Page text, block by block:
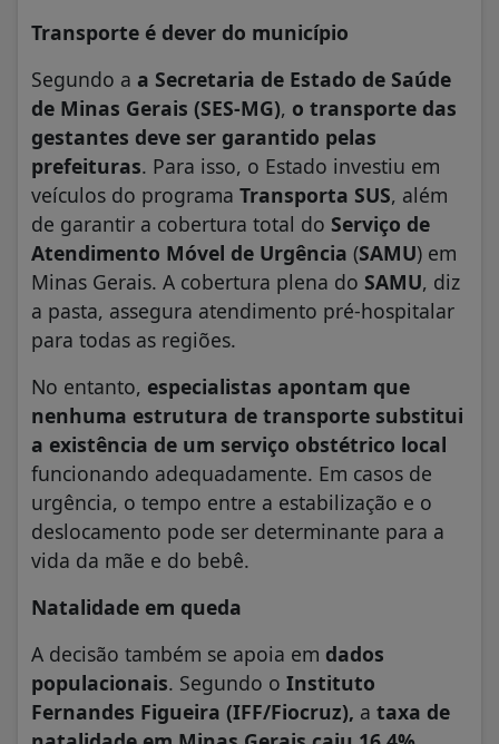
Transporte é dever do município
Segundo a a Secretaria de Estado de Saúde
de Minas Gerais (SES-MG), o transporte das
gestantes deve ser garantido pelas
prefeituras. Para isso, o Estado investiu em
veículos do programa Transporta SUS, além
de garantir a cobertura total do Serviço de
Atendimento Móvel de Urgência (SAMU) em
Minas Gerais. A cobertura plena do SAMU, diz
a pasta, assegura atendimento pré-hospitalar
para todas as regiões.
No entanto, especialistas apontam que
nenhuma estrutura de transporte substitui
a existência de um serviço obstétrico local
funcionando adequadamente. Em casos de
urgência, o tempo entre a estabilização e o
deslocamento pode ser determinante para a
vida da mãe e do bebê.
Natalidade em queda
A decisão também se apoia em dados
populacionais. Segundo o Instituto
Fernandes Figueira (IFF/Fiocruz), a taxa de